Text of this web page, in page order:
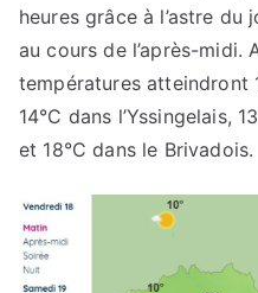
heures grâce à l’astre
au cours de l’après-midi.
températures atteindront
14°C dans l’Yssingelais,
et 18°C dans le Brivadois.